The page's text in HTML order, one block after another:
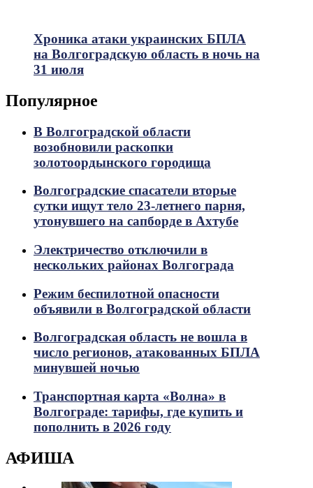
Хроника атаки украинских БПЛА
на Волгоградскую область в ночь на
31 июля
Популярное
В Волгоградской области
возобновили раскопки
золотоордынского городища
Волгоградские спасатели вторые
сутки ищут тело 23-летнего парня,
утонувшего на сапборде в Ахтубе
Электричество отключили в
нескольких районах Волгограда
Режим беспилотной опасности
объявили в Волгоградской области
Волгоградская область не вошла в
число регионов, атакованных БПЛА
минувшей ночью
Транспортная карта «Волна» в
Волгограде: тарифы, где купить и
пополнить в 2026 году
АФИША